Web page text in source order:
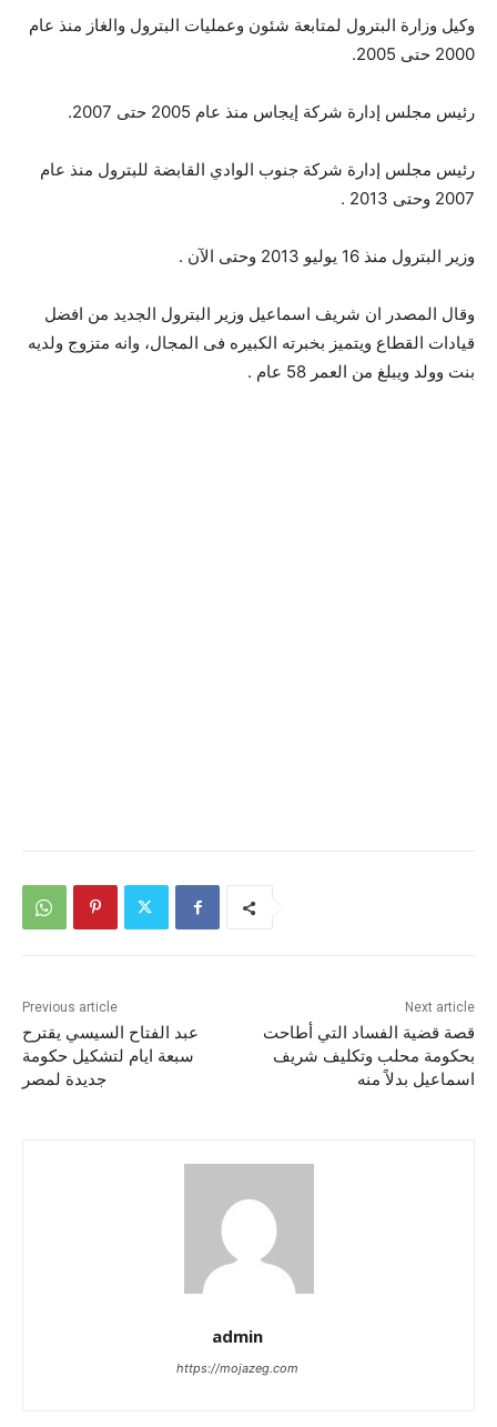
وكيل وزارة البترول لمتابعة شئون وعمليات البترول والغاز منذ عام
2000 حتى 2005.
رئيس مجلس إدارة شركة إيجاس منذ عام 2005 حتى 2007.
رئيس مجلس إدارة شركة جنوب الوادي القابضة للبترول منذ عام
2007 وحتى 2013 .
وزير البترول منذ 16 يوليو 2013 وحتى الآن .
وقال المصدر ان شريف اسماعيل وزير البترول الجديد من افضل
قيادات القطاع ويتميز بخبرته الكبيره فى المجال، وانه متزوج ولديه
بنت وولد ويبلغ من العمر 58 عام .
Previous article
عبد الفتاح السيسي يقترح
سبعة ايام لتشكيل حكومة
جديدة لمصر
Next article
قصة قضية الفساد التي أطاحت
بحكومة محلب وتكليف شريف
اسماعيل بدلاً منه
admin
https://mojazeg.com